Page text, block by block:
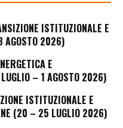
ISTITUZIONALE E
AGOSTO 2026)
E
– 1 AGOSTO 2026)
ISTITUZIONALE E
(20 – 25 LUGLIO 2026)